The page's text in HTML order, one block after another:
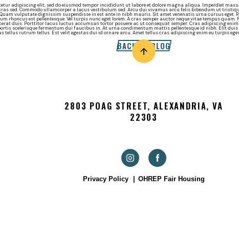
adipiscing elit, sed do eiusmod tempor incididunt ut labore et dolore magna aliqua. Imperdiet
sed. Commodo ullamcorper a lacus vestibulum sed. Arcu dui vivamus arcu felis bibendum ut
vulputate dignissim suspendisse in est ante in nibh mauris. Sit amet venenatis urna cursus eget.
rhoncus est pellentesque. Vel turpis nunc eget lorem. A cras semper auctor neque vitae tempus quam.
duis. Porttitor lacus luctus accumsan tortor posuere ac ut consequat semper. Cras adipiscing
scelerisque fermentum dui faucibus in. At urna condimentum mattis pellentesque id nibh. Elit
tellus rutrum tellus. Est velit egestas dui id ornare arcu. Amet tellus cras adipiscing enim eu turpis
BACK TO BLOG
2803 POAG STREET, ALEXANDRIA, VA
22303
Privacy Policy OHREP Fair Housing